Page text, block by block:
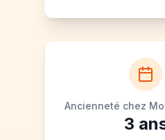
Ancienneté chez
3